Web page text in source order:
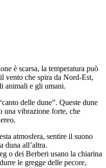
è scarsa, la temperatura può
vento che spira da Nord-Est,
animali e gli umani.
delle dune”. Queste dune
una vibrazione forte, che
atmosfera, sentire il suono
duna all’altra.
o dei Berberi usano la chiarina
le gregge delle pecore,